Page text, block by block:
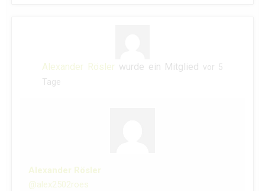
Alexander Röslerwurde ein Mitglied vor 5
Tage
Alexander Rösler
@alex2502roes